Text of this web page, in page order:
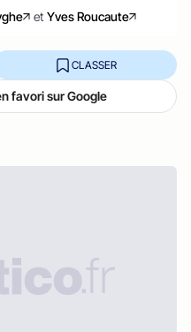
et Yves Roucaute
CLASSER
favori sur Google